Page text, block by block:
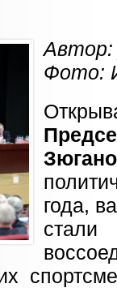
Автор:
Фото:
года,